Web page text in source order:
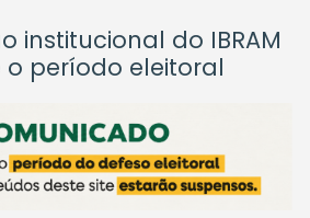
institucional do IBRAM
período eleitoral